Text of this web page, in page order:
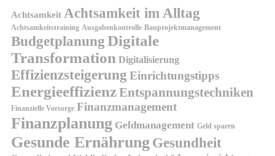
Achtsamkeit Achtsamkeit im Alltag
Achtsamkeitstraining Ausgabenkontrolle Bauprojektmanagement
BudgetplanungDigitale
Transformation Digitalisierung
Effizienzsteigerung Einrichtungstipps
EnergieeffizienzEntspannungstechniken
Finanzielle Vorsorge Finanzmanagement
Finanzplanung Geldmanagement Geld sparen
Gesunde Ernährung Gesundheit